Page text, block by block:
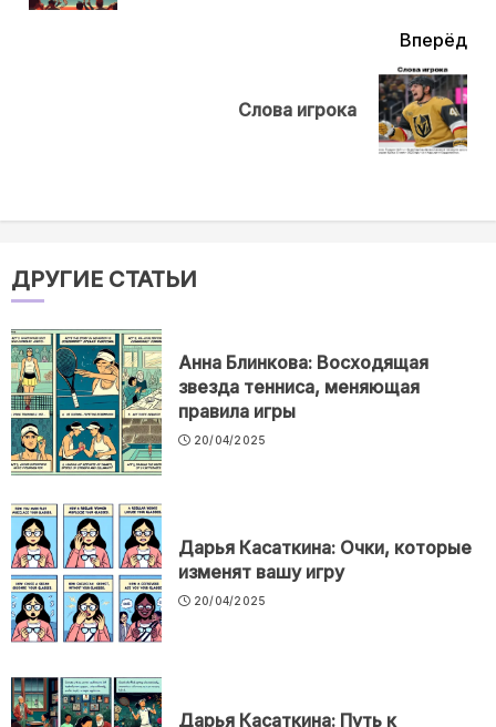
Вперёд
Слова игрока
ДРУГИЕ СТАТЬИ
Анна Блинкова: Восходящая
звезда тенниса, меняющая
правила игры
20/04/2025
Дарья Касаткина: Очки, которые
изменят вашу игру
20/04/2025
Дарья Касаткина: Путь к